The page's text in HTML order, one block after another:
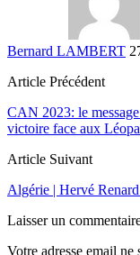
Bernard LAMBERT
Article Précédent
CAN 2023: le
victoire face aux
Article Suivant
Algérie | Hervé
Laisser un
Votre adresse email ne